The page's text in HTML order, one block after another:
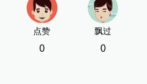
点赞
0
飘过
0